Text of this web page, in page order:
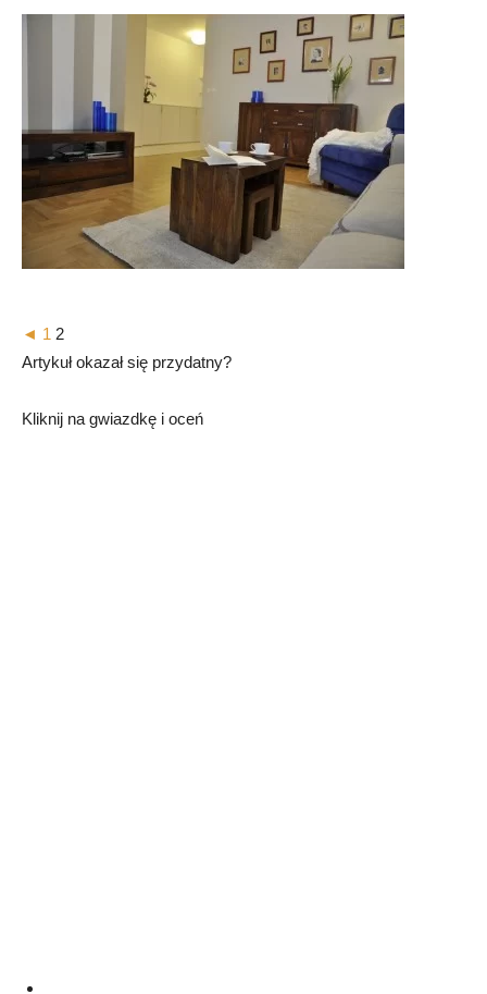
◄ 1 2
Artykuł okazał się przydatny?
Kliknij na gwiazdkę i oceń